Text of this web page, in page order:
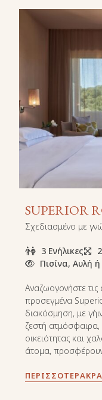
SUPERIOR
Σχεδιασμένο με
3 Ενήλικες
Πισίνα, Αυλή
Αναζωογονήστε
προσεγμένα
διακόσμηση, με
ζεστή ατμόσφαιρα,
οικειότητας και
άτομα,
ΠΕΡΙΣΣΌΤΕΡΑ